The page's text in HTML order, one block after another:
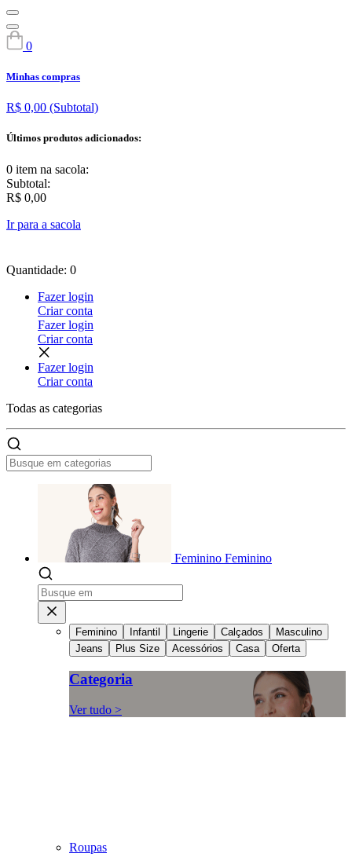
0
Minhas compras
R$ 0,00 (Subtotal)
Últimos produtos adicionados:
0 item na sacola:
Subtotal:
R$ 0,00
Ir para a sacola
Quantidade: 0
Fazer login
Criar conta
Fazer login
Criar conta
Fazer login
Criar conta
Todas as categorias
Feminino Feminino
Feminino Infantil Lingerie Calçados
Masculino
Jeans
Plus Size Acessórios Casa Oferta
Categoria
Ver tudo >
Roupas